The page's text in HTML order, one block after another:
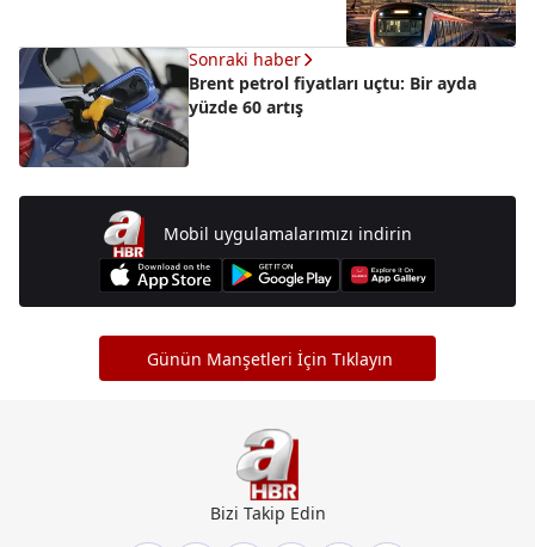
Sonraki haber
Brent petrol fiyatları uçtu: Bir ayda
yüzde 60 artış
Mobil uygulamalarımızı indirin
Günün Manşetleri İçin Tıklayın
Bizi Takip Edin